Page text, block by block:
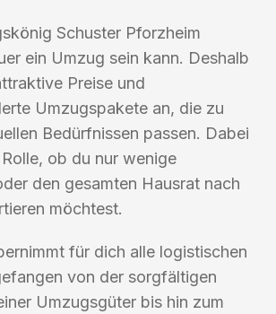
Schuster Pforzheim
ein Umzug sein kann. Deshalb
Preise und
Umzugspakete an, die zu
Bedürfnissen passen. Dabei
ob du nur wenige
den gesamten Hausrat nach
möchtest.
für dich alle logistischen
von der sorgfältigen
Umzugsgüter bis hin zum